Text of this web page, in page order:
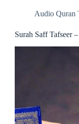
Audio Quran
Surah Saff Tafseer